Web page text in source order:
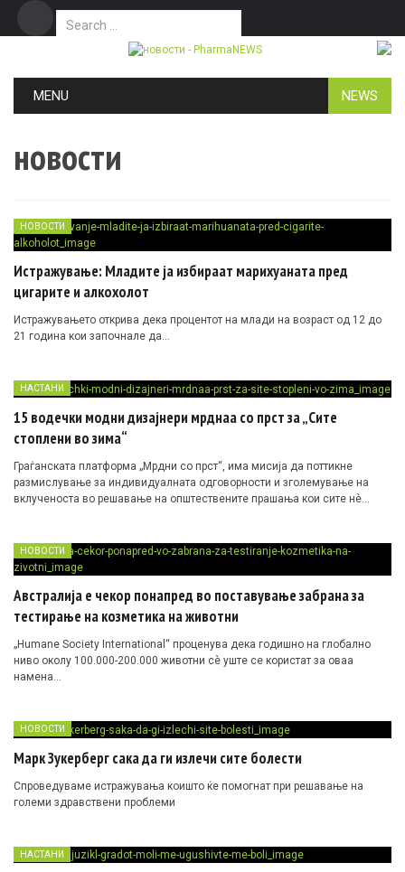
Search for:
MENU NEWS
новости
НОВОСТИ
Истражување: Младите ја избираат марихуаната пред
цигарите и алкохолот
Истражувањето открива дека процентот на млади на возраст од 12 до
21 година кои започнале да…
НАСТАНИ
15 водечки модни дизајнери мрднаа со прст за „Сите
стоплени во зима“
Граѓанската платформа „Мрдни со прст“, има мисија да поттикне
размислување за индивидуалната одговорности и зголемување на
вклученоста во решавање на општествените прашања кои сите нè
НОВОСТИ
Австралија е чекор понапред во поставување забрана за
тестирање на козметика на животни
„Humane Society International“ проценува дека годишно на глобално
ниво околу 100.000-200.000 животни сè уште се користат за оваа
намена…
НОВОСТИ
Марк Зукерберг сака да ги излечи сите болести
Спроведуваме истражувања коишто ќе помогнат при решавање на
големи здравствени проблеми
НАСТАНИ